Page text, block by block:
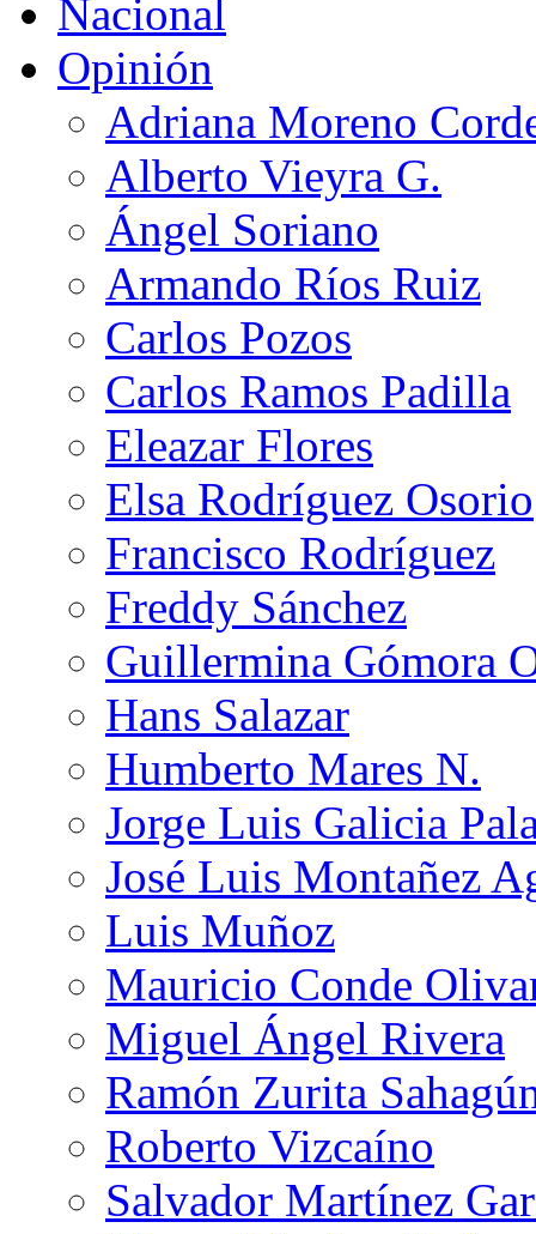
Nacional
Opinión
Adriana Moreno
Alberto Vieyra G.
Ángel Soriano
Armando Ríos Ruiz
Carlos Pozos
Carlos Ramos Padilla
Eleazar Flores
Elsa Rodríguez Osorio
Francisco Rodríguez
Freddy Sánchez
Guillermina Gómora
Hans Salazar
Humberto Mares N.
Jorge Luis Galicia
José Luis Montañez
Luis Muñoz
Mauricio Conde
Miguel Ángel Rivera
Ramón Zurita
Roberto Vizcaíno
Salvador Martínez